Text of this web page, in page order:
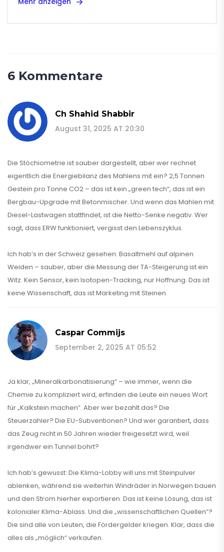
6 Kommentare
Ch Shahid Shabbir
August 31, 2025 AT 20:30
Die Stöchiometrie ist sauber dargestellt, aber wer rechnet
eigentlich die Energiebilanz des Mahlens mit ein? 2,5 Tonnen
Gestein pro Tonne CO2 – das ist kein „green tech“, das ist ein
Bergbau-Upgrade mit Betonmischer. Und wenn das Mahlen mit
Diesel-Lastwagen stattfindet, ist die Netto-Senke negativ. Wer
sagt, dass ERW funktioniert, vergisst den Lebenszyklus.
Ich hab’s in der Schweiz gesehen: Basaltmehl auf alpinen
Weiden – sauber, aber die Messung der TA-Steigerung ist ein
Witz. Kein Sensor, kein Isotopen-Tracking, nur Hoffnung. Das ist
keine Wissenschaft, das ist Marketing mit Steinen.
Caspar Commijs
September 2, 2025 AT 05:52
Ja klar, „Mineralkarbonatisierung“ – wie immer, wenn die
Chemie zu kompliziert wird, erfinden die Leute ein neues Wort
für „Kalkstein machen“. Aber wer bezahlt das? Die
Steuerzahler? Die EU-Subventionen? Und wer garantiert, dass
das Zeug nicht in 50 Jahren wieder freigesetzt wird, weil
irgendwer ein Tunnel bohrt?
Ich hab’s gewusst: Die Klima-Lobby will uns mit Steinpulver
ablenken, während sie weiterhin Windräder in Norwegen bauen
und den Strom hierher exportieren. Das ist keine Lösung, das ist
kolonialer Klima-Ablass. Und die „wissenschaftlichen Quellen“?
Die sind alle von Leuten, die Fördergelder kriegen. Klar, dass die
alles als „möglich“ verkaufen.